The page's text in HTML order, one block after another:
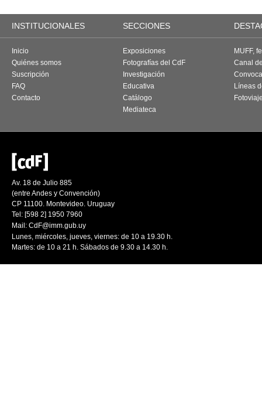
INSTITUCIONALES SECCIONES
Inicio
Quiénes somos
Suscripción
FAQ
Contacto
Exposiciones
Fotografías del CdF
Investigación
Educativa
Catálogo
Mediateca
MUFF,
Canal
Líneas
Av. 18 de Julio 885
(entre Andes y Convención)
CP 11100. Montevideo. Uruguay
Tel: [598 2] 1950 7960
Mail: CdF@imm.gub.uy
Lunes, miércoles, jueves, viernes: de 10 a 19.30 h.
Martes: de 10 a 21 h. Sábados de 9.30 a 14.30 h.